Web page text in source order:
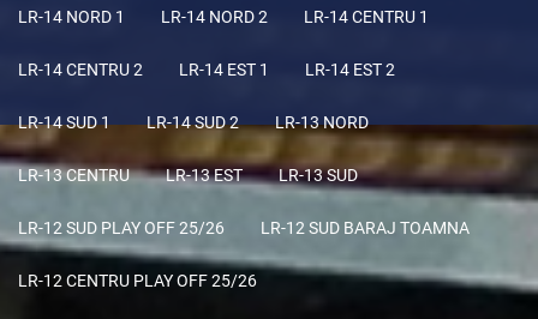
LR-14 NORD 1 LR-14 NORD 2 LR-14 CENTRU 1
LR-14 CENTRU 2 LR-14 EST 1 LR-14 EST 2
LR-14 SUD 1 LR-14 SUD 2 LR-13 NORD
LR-13 CENTRU LR-13 EST LR-13 SUD
LR-12 SUD PLAY OFF 25/26 LR-12 SUD BARAJ TOAMNA
LR-12 CENTRU PLAY OFF 25/26